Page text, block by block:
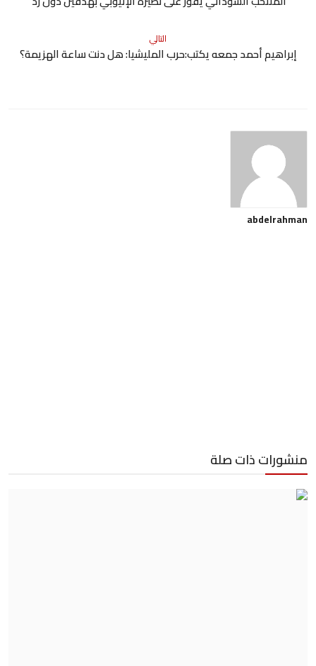
التالي
إبراهيم أحمد جمعه يكتب:حرب المليشيا: هل دنت ساعة الهزيمة؟
abdelrahman
منشورات ذات صلة